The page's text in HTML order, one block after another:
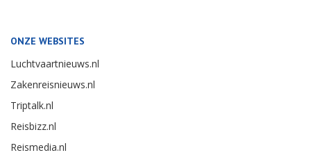
ONZE WEBSITES
Luchtvaartnieuws.nl
Zakenreisnieuws.nl
Triptalk.nl
Reisbizz.nl
Reismedia.nl